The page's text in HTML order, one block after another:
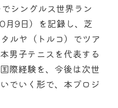
シングルス世界ラン
月9日）を記録し、芝
ルヤ（トルコ）でツア
男子テニスを代表する
際経験を、今後は次世
でいく形で、本プロジ